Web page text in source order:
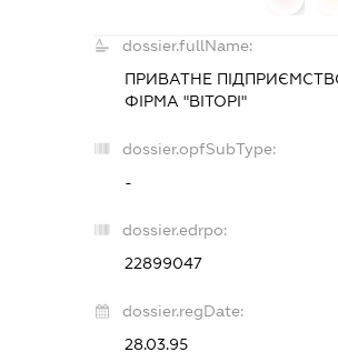
dossier.fullName:
ПРИВАТНЕ
ФІРМА "ВІТОРІ"
dossier.opfSubType:
-
dossier.edrpo:
22899047
dossier.regDate:
28.03.95